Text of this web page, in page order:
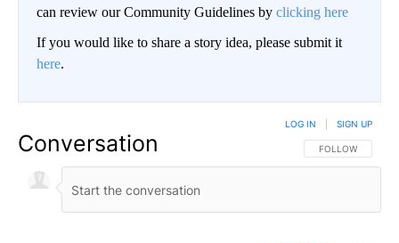
can review our Community Guidelines by clicking here
If you would like to share a story idea, please submit it
here.
Conversation FOLLOW THIS
FOLLOW
LOG IN SIGN UP